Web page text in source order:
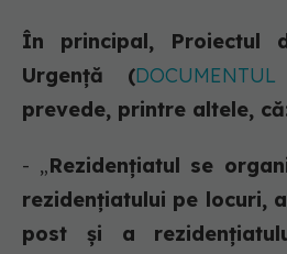
În principal, Proiectul
Urgență (
prevede, printre altele,
- „Rezidențiatul se
rezidențiatului pe locuri,
post și a